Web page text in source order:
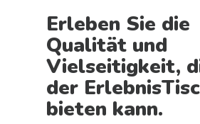
Erleben Sie die
Qualität und
Vielseitigkeit,
der
bieten kann.